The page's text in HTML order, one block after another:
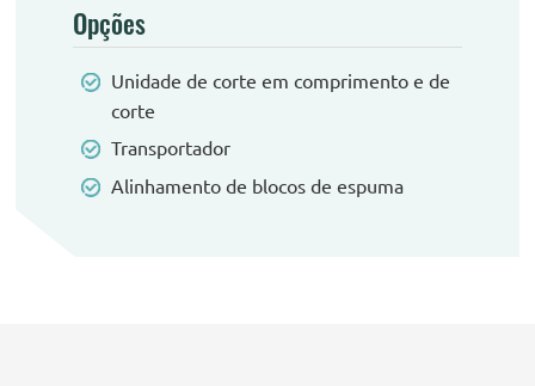
Opções
Unidade de corte em comprimento e de
corte
Transportador
Alinhamento de blocos de espuma